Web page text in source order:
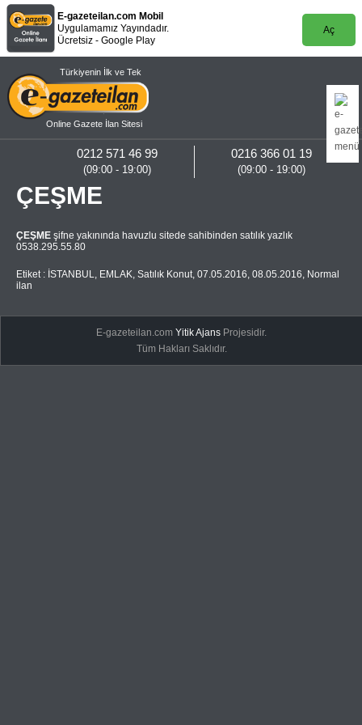
E-gazeteilan.com Mobil
Uygulamamız Yayındadır.
Ücretsiz - Google Play
Aç
Türkiyenin İlk ve Tek
Online Gazete İlan Sitesi
0216 366 01 19
(09:00 - 19:00)
0212 571 46 99
(09:00 - 19:00)
ÇEŞME
ÇEŞME şifne yakınında havuzlu sitede sahibinden satılık yazlık
0538.295.55.80
Etiket : İSTANBUL, EMLAK, Satılık Konut, 07.05.2016, 08.05.2016, Normal
ilan
E-gazeteilan.comYitik Ajans Projesidir.
Tüm Hakları Saklıdır.